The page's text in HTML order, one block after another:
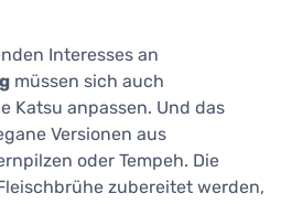
Interesses an
müssen sich auch
Katsu anpassen. Und das
Versionen aus
oder Tempeh. Die
zubereitet werden,